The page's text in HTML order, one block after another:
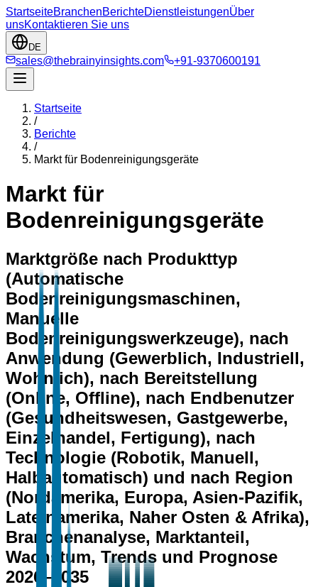
StartseiteBranchenBerichteDienstleistungenÜber
unsKontaktieren Sie uns
DE
sales@thebrainyinsights.com +91-9370600191
Startseite
/
Berichte
/
Markt für Bodenreinigungsgeräte
Markt für
Bodenreinigungsgeräte
Marktgröße nach Produkttyp
(Automatische
Bodenreinigungsmaschinen,
Manuelle
Bodenreinigungswerkzeuge), nach
Anwendung (Gewerblich, Industriell,
Wohnlich), nach Bereitstellung
(Online, Offline), nach Endbenutzer
(Gesundheitswesen, Gastgewerbe,
Einzelhandel, Fertigung), nach
Technologie (Robotik, Manuell,
Halbautomatisch) und nach Region
(Nordamerika, Europa, Asien-Pazifik,
Lateinamerika, Naher Osten & Afrika),
Branchenanalyse, Marktanteil,
Wachstum, Trends und Prognose
2026–2035